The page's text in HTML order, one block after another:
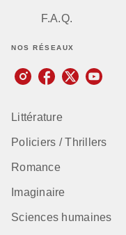
F.A.Q.
NOS RÉSEAUX
Littérature
Policiers / Thrillers
Romance
Imaginaire
Sciences humaines